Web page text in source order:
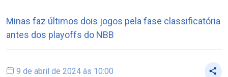
Minas faz últimos dois jogos pela fase classificatória
antes dos playoffs do NBB
9 de abril de 2024 às 10:00